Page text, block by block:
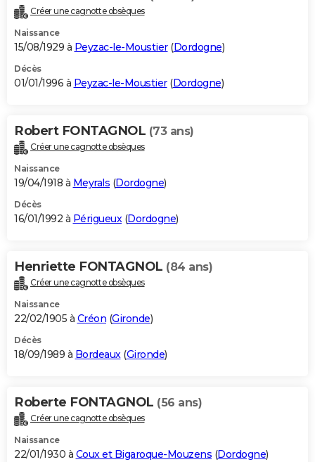
Créer une cagnotte obsèques
Naissance
15/08/1929 à Peyzac-le-Moustier(Dordogne)
Décès
01/01/1996 à Peyzac-le-Moustier(Dordogne)
Robert FONTAGNOL (73 ans)
Créer une cagnotte obsèques
Naissance
19/04/1918 à Meyrals (Dordogne)
Décès
16/01/1992 à Périgueux(Dordogne)
Henriette FONTAGNOL (84 ans)
Créer une cagnotte obsèques
Naissance
22/02/1905 à Créon (Gironde)
Décès
18/09/1989 à Bordeaux(Gironde)
Roberte FONTAGNOL (56 ans)
Créer une cagnotte obsèques
Naissance
22/01/1930 à Coux et Bigaroque-Mouzens (Dordogne)